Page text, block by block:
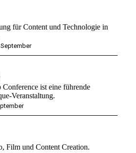
für Content und Technologie in
ist eine führende
Veranstaltung.
Film und Content Creation.